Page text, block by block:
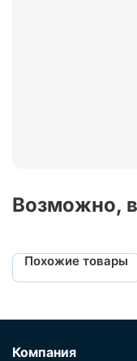
Возможно,
Похожие товары
Компания